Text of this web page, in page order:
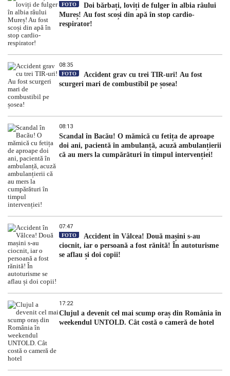
FOTO
Doi bărbați, loviți de fulger în albia râului
Mureș! Au fost scoși din apă în stop cardio-
respirator!
08:35
FOTO
Accident grav cu trei TIR-uri! Au fost
scurgeri mari de combustibil pe șosea!
08:13
Scandal în Bacău! O mămică cu fetița de aproape
doi ani, pacientă în ambulanță, acuză ambulanțierii
că au mers la cumpărături în timpul intervenției!
07:47
FOTO
Accident în Vâlcea! Două mașini s-au
ciocnit, iar o persoană a fost rănită! În autoturisme
se aflau și doi copii!
17:22
Clujul a devenit cel mai scump oraș din România în
weekendul UNTOLD. Cât costă o cameră de hotel